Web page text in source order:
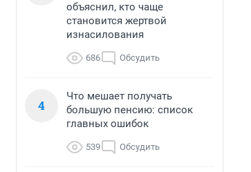
объяснил, кто чаще
становится жертвой
изнасилования
686 Обсудить
4
Что мешает получать
большую пенсию: список
главных ошибок
539 Обсудить